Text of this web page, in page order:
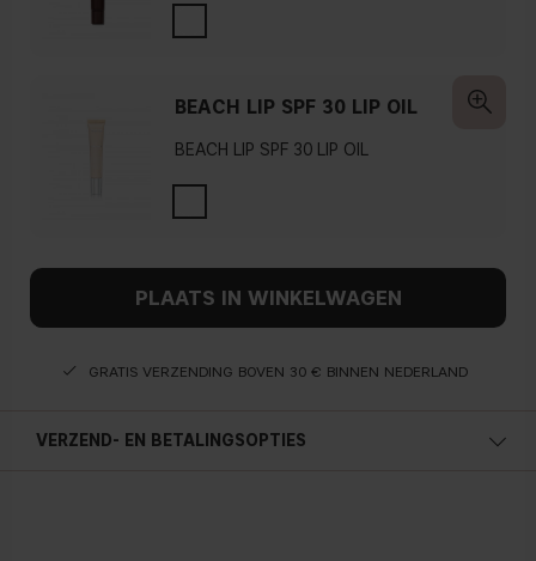
BEACH LIP SPF 30 LIP OIL
BEACH LIP SPF 30 LIP OIL
PLAATS IN WINKELWAGEN
GRATIS VERZENDING BOVEN 30 € BINNEN NEDERLAND
VERZEND- EN BETALINGSOPTIES